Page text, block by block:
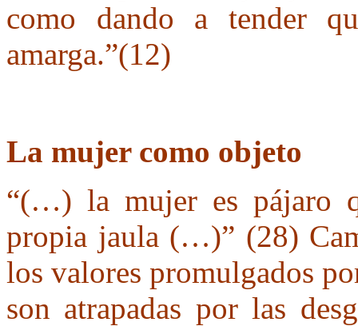
como dando a tender
amarga.”(12)
La mujer como objeto
“(…) la mujer es pájaro
propia jaula (…)” (28)
los valores promulgados
son atrapadas por las